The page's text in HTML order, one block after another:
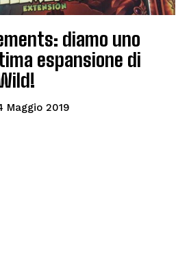
diamo uno
espansione di
Maggio 2019